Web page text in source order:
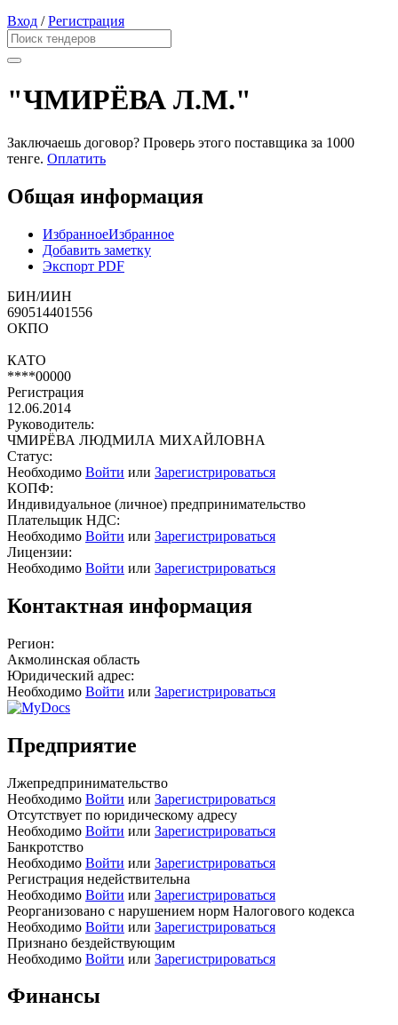
Вход /Регистрация
"ЧМИРЁВА Л.М."
Заключаешь договор? Проверь этого поставщика за 1000
тенге. Оплатить
Общая информация
ИзбранноеИзбранное
Добавить заметку
Экспорт PDF
БИН/ИИН
690514401556
ОКПО
КАТО
****00000
Регистрация
12.06.2014
Руководитель:
ЧМИРЁВА ЛЮДМИЛА МИХАЙЛОВНА
Статус:
Необходимо Войти или Зарегистрироваться
КОПФ:
Индивидуальное (личное) предпринимательство
Плательщик НДС:
Необходимо Войти или Зарегистрироваться
Лицензии:
Необходимо Войти или Зарегистрироваться
Контактная информация
Регион:
Акмолинская область
Юридический адрес:
Необходимо Войти или Зарегистрироваться
Предприятие
Лжепредпринимательство
Необходимо Войти или Зарегистрироваться
Отсутствует по юридическому адресу
Необходимо Войти или Зарегистрироваться
Банкротство
Необходимо Войти или Зарегистрироваться
Регистрация недействительна
Необходимо Войти или Зарегистрироваться
Реорганизовано с нарушением норм Налогового кодекса
Необходимо Войти или Зарегистрироваться
Признано бездействующим
Необходимо Войти или Зарегистрироваться
Финансы